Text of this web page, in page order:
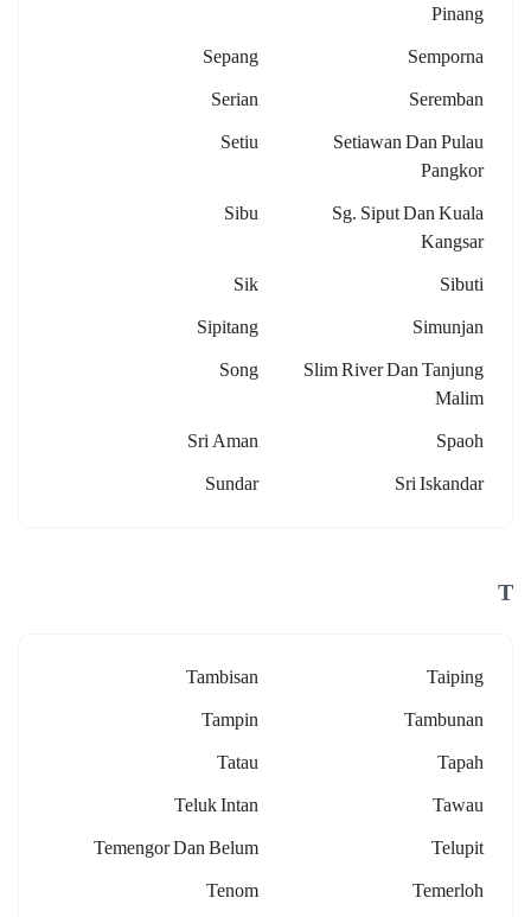
Pinang
Semporna
Sepang
Seremban
Serian
Setiawan Dan Pulau
Pangkor
Setiu
Sg. Siput Dan Kuala
Kangsar
Sibu
Sibuti
Sik
Simunjan
Sipitang
Slim River Dan Tanjung
Malim
Song
Spaoh
Sri Aman
Sri Iskandar
Sundar
T
Taiping
Tambisan
Tambunan
Tampin
Tapah
Tatau
Tawau
Teluk Intan
Telupit
Temengor Dan Belum
Temerloh
Tenom